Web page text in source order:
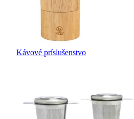
Kávové príslušenstvo